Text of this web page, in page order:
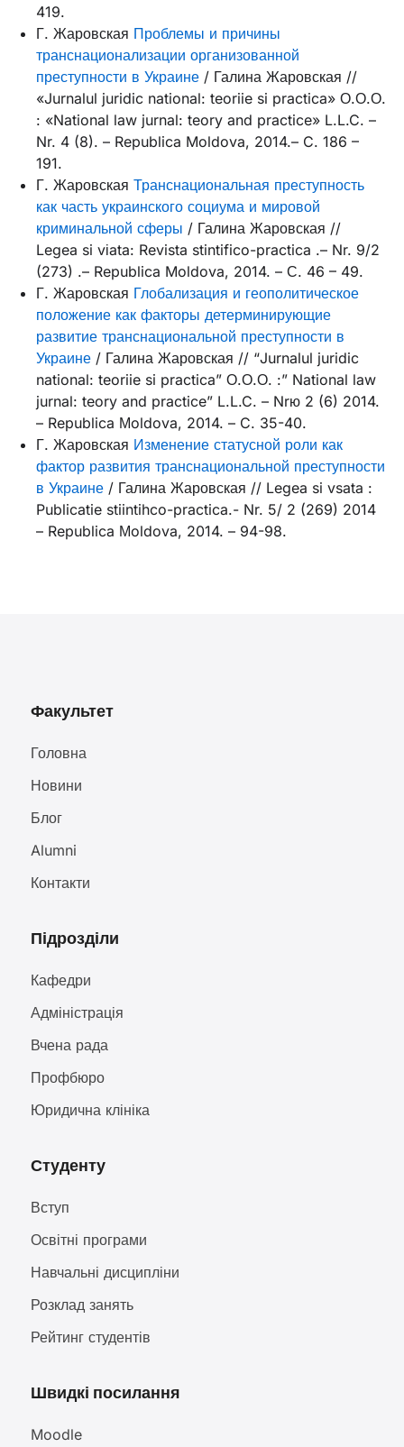
419.
Г. Жаровская Проблемы и причины
транснационализации организованной
преступности в Украине / Галина Жаровская //
«Jurnalul juridic national: teoriie si practica» О.О.О.
: «National law jurnal: teory and practice» L.L.C. –
Nr. 4 (8). – Republica Moldova, 2014.– C. 186 –
191.
Г. Жаровская Транснациональная преступность
как часть украинского социума и мировой
криминальной сферы / Галина Жаровская //
Legea si vіata: Revista stintifico-practica .– Nr. 9/2
(273) .– Republica Moldova, 2014. – С. 46 – 49.
Г. Жаровская Глобализация и геополитическое
положение как факторы детерминирующие
развитие транснациональной преступности в
Украине / Галина Жаровская // “Jurnalul juridic
national: teoriie si practica” О.О.О. :” National law
jurnal: teory and practice” L.L.C. – Nrю 2 (6) 2014.
– Republica Мoldova, 2014. – C. 35-40.
Г. Жаровская Изменение статусной роли как
фактор развития транснациональной преступности
в Украине / Галина Жаровская // Legea si vsata :
Publicatie stiintihco-practica.- Nr. 5/ 2 (269) 2014
– Republica Мoldova, 2014. – 94-98.
Факультет
Головна
Новини
Блог
Alumni
Контакти
Підрозділи
Кафедри
Адміністрація
Вчена рада
Профбюро
Юридична клініка
Студенту
Вступ
Освітні програми
Навчальні дисципліни
Розклад занять
Рейтинг студентів
Швидкі посилання
Moodle